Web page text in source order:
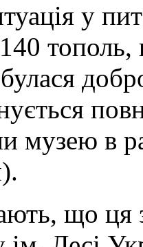
у
музею в
що ця